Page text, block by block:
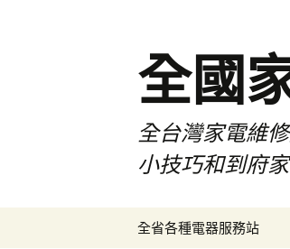
全國
全台灣家電維
小技巧和到府
全省各種電器服務站